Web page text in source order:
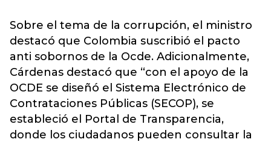
Sobre el tema de la corrupción, el ministro
destacó que Colombia suscribió el pacto
anti sobornos de la Ocde. Adicionalmente,
Cárdenas destacó que “con el apoyo de la
OCDE se diseñó el Sistema Electrónico de
Contrataciones Públicas (SECOP), se
estableció el Portal de Transparencia,
donde los ciudadanos pueden consultar la